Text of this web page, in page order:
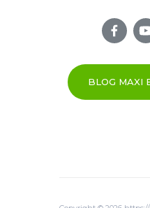
BLOG MAXI